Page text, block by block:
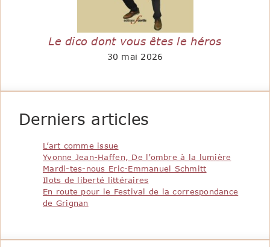
Le dico dont vous êtes le héros
30 mai 2026
Derniers articles
L’art comme issue
Yvonne Jean-Haffen, De l’ombre à la lumière
Mardi-tes-nous Eric-Emmanuel Schmitt
Ilots de liberté littéraires
En route pour le Festival de la correspondance
de Grignan